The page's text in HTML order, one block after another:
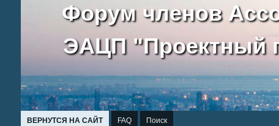
Форум членов
ЭАЦП "Проектный
ВЕРНУТСЯ НА САЙТ FAQ Поиск